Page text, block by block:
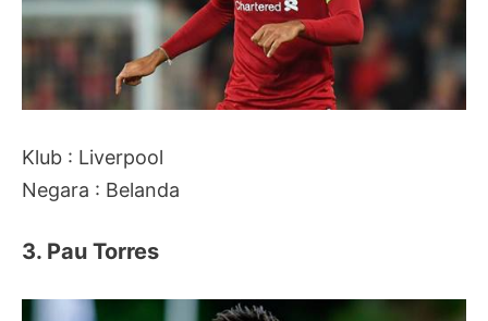
Klub : Liverpool
Negara : Belanda
3. Pau Torres